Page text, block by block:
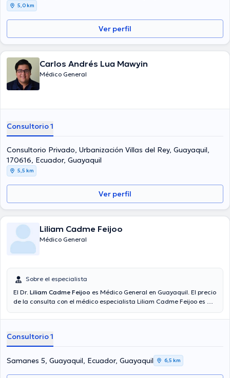
5,0 km
Ver perfil
Carlos Andrés Lua Mawyin
Médico General
Consultorio 1
Consultorio Privado, Urbanización Villas del Rey, Guayaquil,
170616, Ecuador, Guayaquil
5,5 km
Ver perfil
Liliam Cadme Feijoo
Médico General
Sobre el especialista
El Dr. Liliam Cadme Feijoo es Médico General en Guayaquil. El precio
de la consulta con el médico especialista Liliam Cadme Feijoo es de
Control anual, Certificado médico, Enfermedades crónicas,
Consultorio 1
Samanes 5, Guayaquil, Ecuador, Guayaquil 6,5 km